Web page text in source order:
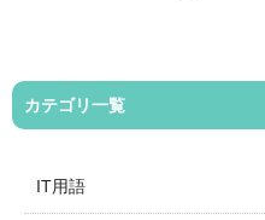
カテゴリ一覧
IT用語